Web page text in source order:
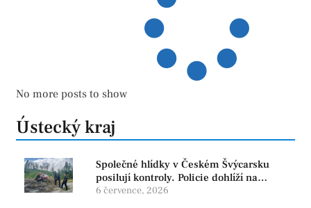
No more posts to show
Ústecký kraj
Společné hlídky v Českém Švýcarsku
posilují kontroly. Policie dohlíží na
bezpečnost i ochranu přírody
6 července, 2026